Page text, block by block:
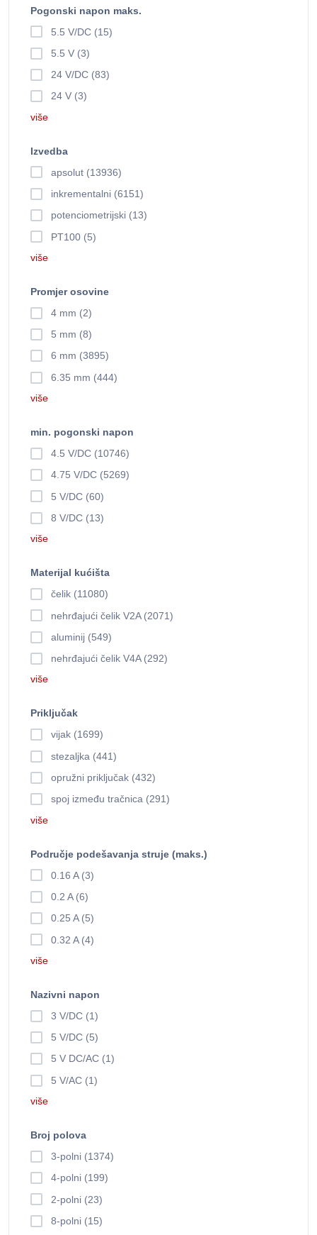
Pogonski napon maks.
5.5 V/DC (15)
5.5 V (3)
24 V/DC (83)
24 V (3)
više
Izvedba
apsolut (13936)
inkrementalni (6151)
potenciometrijski (13)
PT100 (5)
više
Promjer osovine
4 mm (2)
5 mm (8)
6 mm (3895)
6.35 mm (444)
više
min. pogonski napon
4.5 V/DC (10746)
4.75 V/DC (5269)
5 V/DC (60)
8 V/DC (13)
više
Materijal kućišta
čelik (11080)
nehrđajući čelik V2A (2071)
aluminij (549)
nehrđajući čelik V4A (292)
više
Priključak
vijak (1699)
stezaljka (441)
opružni priključak (432)
spoj između tračnica (291)
više
Područje podešavanja struje (maks.)
0.16 A (3)
0.2 A (6)
0.25 A (5)
0.32 A (4)
više
Nazivni napon
3 V/DC (1)
5 V/DC (5)
5 V DC/AC (1)
5 V/AC (1)
više
Broj polova
3-polni (1374)
4-polni (199)
2-polni (23)
8-polni (15)